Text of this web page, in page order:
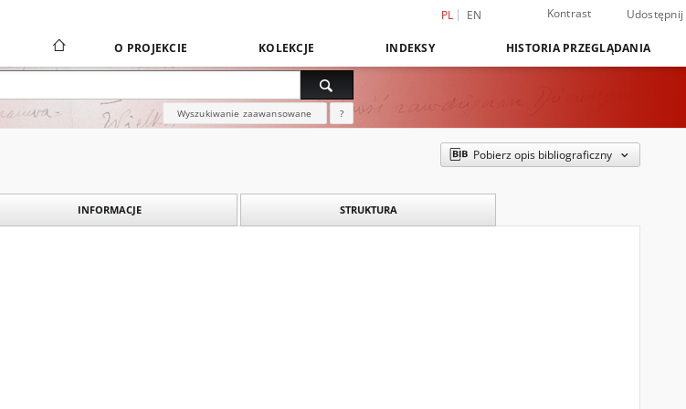
PL EN Kontrast Udostępnij
O PROJEKCIE KOLEKCJE INDEKSY HISTORIA PRZEGLĄDANIA
Wyszukiwanie zaawansowane ?
Pobierz opis bibliograficzny
INFORMACJE STRUKTURA